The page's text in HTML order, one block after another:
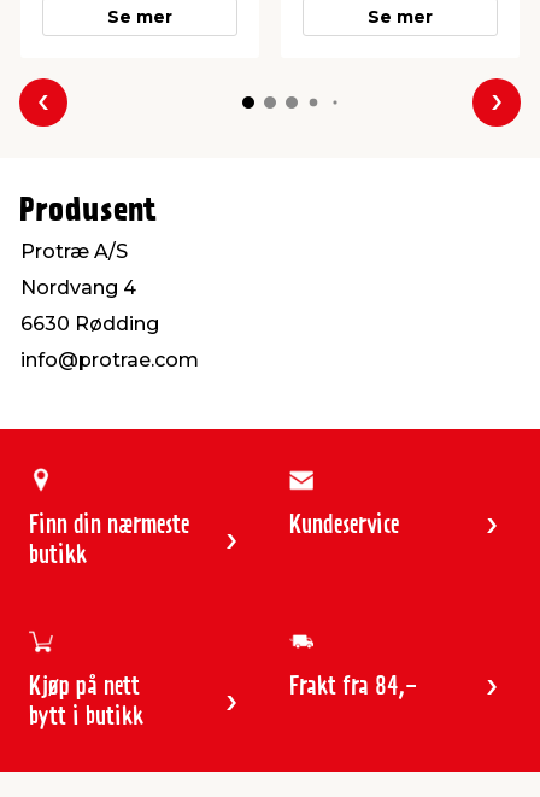
Se mer Se mer
Forrige
Produsent
Protræ A/S
Nordvang 4
6630 Rødding
info@protrae.com
Finn din nærmeste
butikk
Kundeservice
Kjøp på nett
bytt i butikk
Frakt fra 84,-